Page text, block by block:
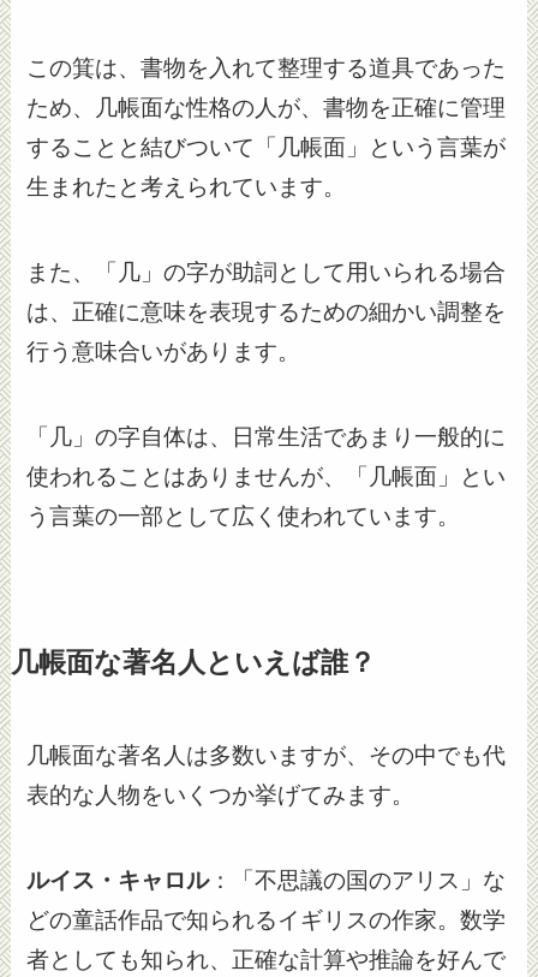
この箕は、書物を入れて整理する道具であった
ため、几帳面な性格の人が、書物を正確に管理
することと結びついて「几帳面」という言葉が
生まれたと考えられています。
また、「几」の字が助詞として用いられる場合
は、正確に意味を表現するための細かい調整を
行う意味合いがあります。
「几」の字自体は、日常生活であまり一般的に
使われることはありませんが、「几帳面」とい
う言葉の一部として広く使われています。
几帳面な著名人といえば誰？
几帳面な著名人は多数いますが、その中でも代
表的な人物をいくつか挙げてみます。
ルイス・キャロル：「不思議の国のアリス」な
どの童話作品で知られるイギリスの作家。数学
者としても知られ、正確な計算や推論を好んで